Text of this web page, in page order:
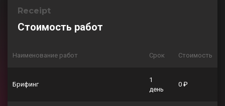
Receipt
Стоимость работ
Наименование работ Срок Стоимость
Брифинг
1
день
0 ₽